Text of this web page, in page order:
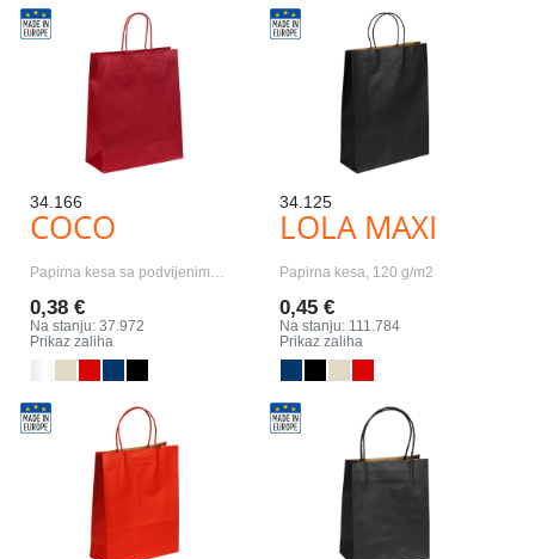
34.166
COCO
Papirna kesa sa podvijenim…
0,38 €
Na stanju: 37.972
Prikaz zaliha
34.125
LOLA MAXI
Papirna kesa, 120 g/m2
0,45 €
Na stanju: 111.784
Prikaz zaliha